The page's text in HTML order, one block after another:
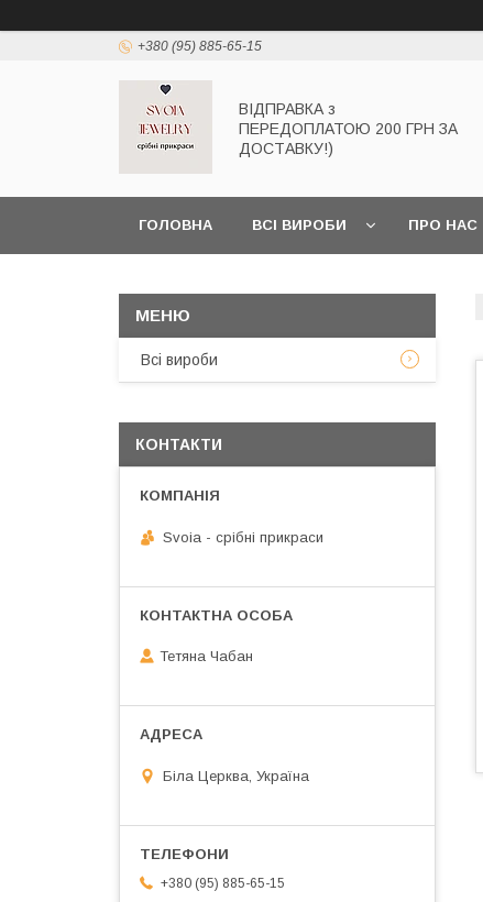
+380 (95) 885-65-15
ВІДПРАВКА з
ПЕРЕДОПЛАТОЮ 200 ГРН ЗА
ДОСТАВКУ!)
ГОЛОВНА ВСІ ВИРОБИ ПРО НАС
Всі вироби
КОНТАКТИ
Svoia - срібні прикраси
Тетяна Чабан
Біла Церква, Україна
+380 (95) 885-65-15